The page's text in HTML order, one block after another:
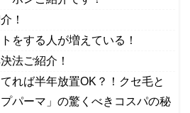
！
をする人が増えている！
法ご紹介！
れば半年放置OK？！クセ毛と
パーマ」の驚くべきコスパの秘